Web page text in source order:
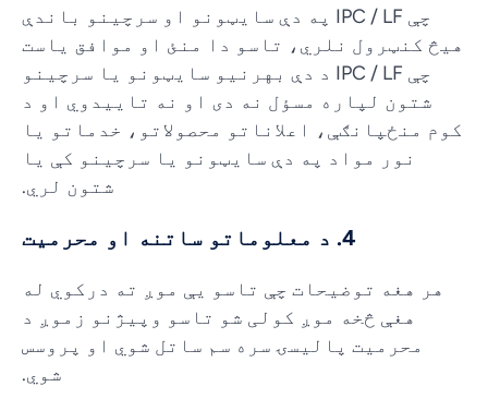
چې IPC / LF په دې سایټونو او سرچینو باندې
هیڅ کنټرول نلري، تاسو دا منئ او موافق یاست
چې IPC / LF د دې بهرنیو سایټونو یا سرچینو
شتون لپاره مسؤل نه دی او نه تاییدوي او د
کوم منځپانګې، اعلاناتو محصولاتو، خدماتو یا
نور مواد په دې سایټونو یا سرچینو کې یا
شتون لري.
4. د معلوماتو ساتنه او محرمیت
هر هغه توضیحات چې تاسو یې موږ ته درکوي له
هغې څخه موږ کولی شو تاسو وپیژنو زموږ د
محرمیت پالیسۍ سره سم ساتل شوي او پروسس
شوي.